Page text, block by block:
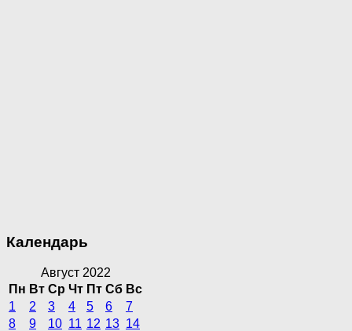
Календарь
Август 2022
Пн Вт Ср Чт Пт Сб Вс
1
2 3 4 5 6
7
8
9 10 11 12 13 14